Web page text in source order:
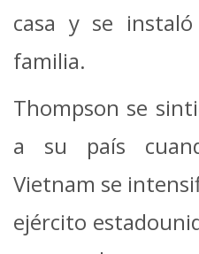
casa y se
familia.
Thompson se
a su país
Vietnam se
ejército